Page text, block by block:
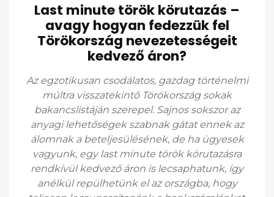
Last minute török körutazás –
avagy hogyan fedezzük fel
Törökország nevezetességeit
kedvező áron?
Az egzotikusan csodálatos, gazdag történelmi
múltra visszatekintő Törökország sokak
bakancslistáján szerepel. Sajnos sokszor az
anyagi lehetőségek szabnak gátat ennek az
álomnak a beteljesülésének, de ha ügyesek
vagyunk, egy last minute török körutazásra
rendkívül kedvező áron is lecsaphatunk, így
anélkül repülhetünk el az országba, hogy